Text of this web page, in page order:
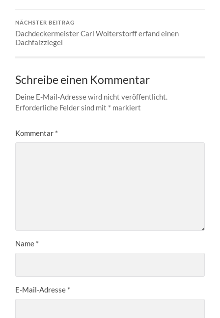
NÄCHSTER BEITRAG
Dachdeckermeister Carl Wolterstorff erfand einen
Dachfalzziegel
Schreibe einen Kommentar
Deine E-Mail-Adresse wird nicht veröffentlicht.
Erforderliche Felder sind mit * markiert
Kommentar *
Name *
E-Mail-Adresse *